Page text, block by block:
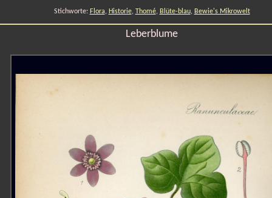
Stichworte: Flora, Historie, Thomé, Blüte-blau, Bewie's Mikrowelt
Leberblume